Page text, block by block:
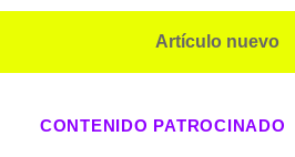
Artículo nuevo
CONTENIDO PATROCINADO